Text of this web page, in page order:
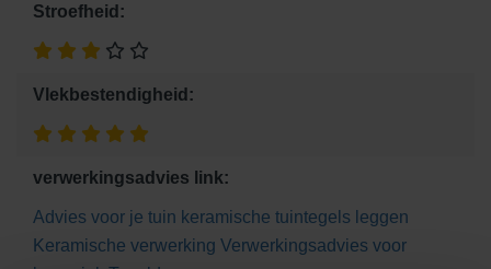
Stroefheid:
Vlekbestendigheid:
verwerkingsadvies link:
Advies voor je tuin keramische tuintegels leggen
Keramische verwerking Verwerkingsadvies voor